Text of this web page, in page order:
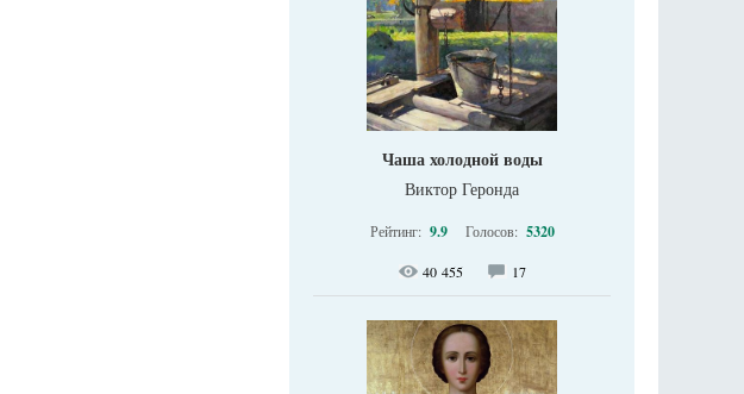
Чаша холодной воды
Виктор Геронда
Рейтинг: 9.9 Голосов: 5320
40 455 17